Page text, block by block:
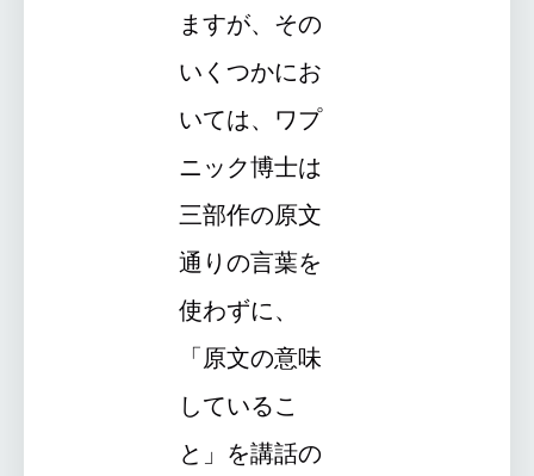
ますが、その
いくつかにお
いては、ワプ
ニック博士は
三部作の原文
通りの言葉を
使わずに、
「原文の意味
しているこ
と」を講話の